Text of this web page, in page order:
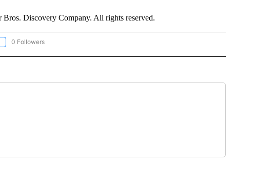
Discovery Company. All rights reserved.
"CNN - SPANISH" TO RECEIVE NOTIFICATIONS ABOUT NEW PAGES ON "CNN - SPANISH".
0 Followers